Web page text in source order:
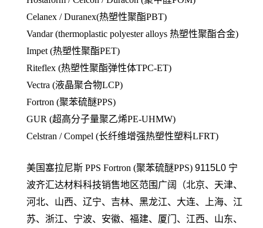
Celanex / Duranex(热塑性聚酯PBT)
Vandar (thermoplastic polyester alloys 热塑性聚酯合金)
Impet (热塑性聚酯PET)
Riteflex (热塑性聚酯弹性体TPC-ET)
Vectra (液晶聚合物LCP)
Fortron (聚苯硫醚PPS)
GUR (超高分子量聚乙烯PE-UHMW)
Celstran / Compel (长纤维增强热塑性塑料LFRT)
美国塞拉尼斯 PPS Fortron (聚苯硫醚PPS) 9115L0 宁
波齐汇达材料科技销售地区范围广阔（北京、天津、
河北、山西、辽宁、吉林、黑龙江、大连、上海、江
苏、浙江、宁波、安徽、福建、厦门、江西、山东、